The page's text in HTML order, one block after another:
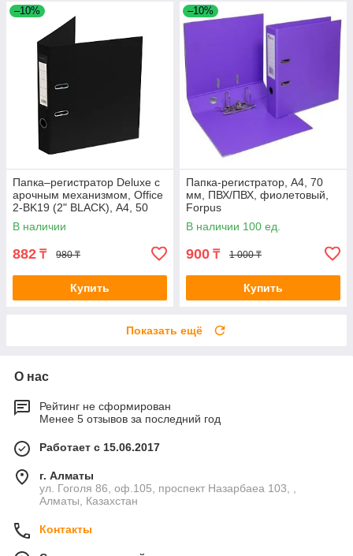
–10%
Папка–регистратор Deluxe с
арочным механизмом, Office
2-BK19 (2" BLACK), А4, 50
мм, чёрный
В наличии
882 ₸ 980 ₸
Купить
–10%
Папка-регистратор, А4, 70
мм, ПВХ/ПВХ, фиолетовый,
Forpus
В наличии 100 ед.
900 ₸ 1 000 ₸
Купить
Показать ещё
О нас
Рейтинг не сформирован
Менее 5 отзывов за последний год
Работает с 15.06.2017
г. Алматы
ул. Гоголя 86, оф.105, проспект Назарбаеа 103, ,
Алматы, Казахстан
Контакты